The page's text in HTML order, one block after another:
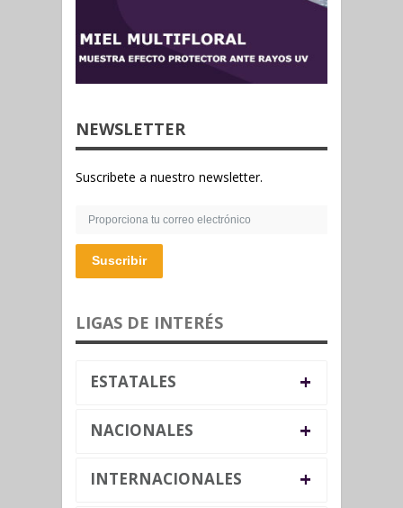
NEWSLETTER
Suscribete a nuestro newsletter.
Suscribir
LIGAS DE INTERÉS
ESTATALES +
NACIONALES +
INTERNACIONALES +